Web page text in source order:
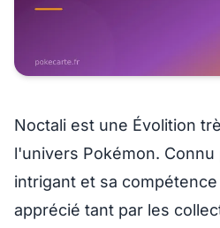
Noctali est une Évolition
l'univers Pokémon.
intrigant et sa
apprécié tant par les